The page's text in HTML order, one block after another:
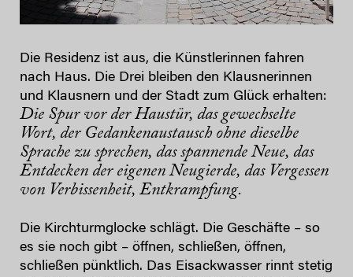
Die Residenz ist aus, die Künstlerinnen fahren
nach Haus. Die Drei bleiben den Klausnerinnen
und Klausnern und der Stadt zum Glück erhalten:
Die Spur vor der Haustür, das gewechselte
Wort, der Gedankenaustausch ohne dieselbe
Sprache zu sprechen, das spannende Neue, das
Entdecken der eigenen Neugierde, das Vergessen
von Verbissenheit, Entkrampfung.
Die Kirchturmglocke schlägt. Die Geschäfte – so
es sie noch gibt – öffnen, schließen, öffnen,
schließen pünktlich. Das Eisackwasser rinnt stetig